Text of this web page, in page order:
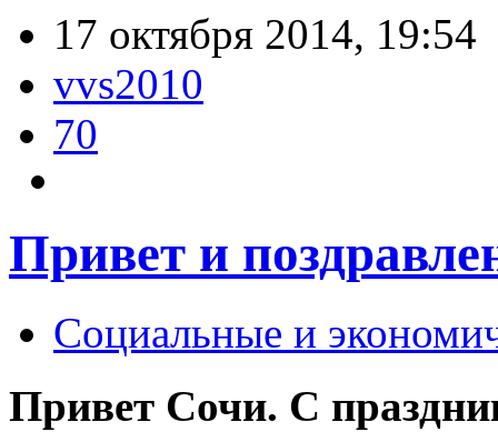
17 октября 2014, 19:54
vvs2010
70
Привет и
Социальные и
Привет Сочи. С